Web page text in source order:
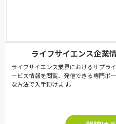
ライフサイエンス企業
ライフサイエンス業界におけるサプラ
ービス情報を閲覧、発信できる専門ポ
な方法で入手頂けます。